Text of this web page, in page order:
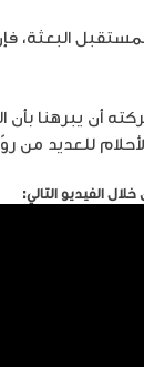
البعثة،
أن يبرهنا بأن
للعديد من
الفيديو التالي: